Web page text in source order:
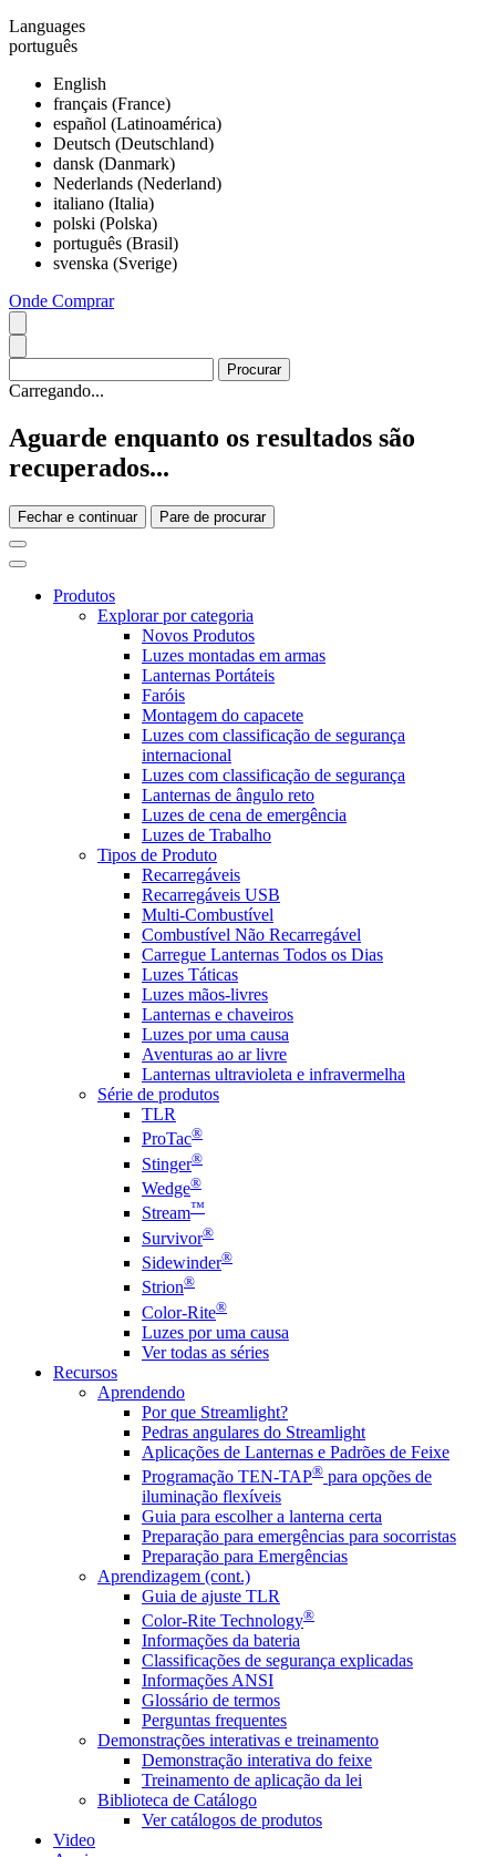
Languages
português
English
français (France)
español (Latinoamérica)
Deutsch (Deutschland)
dansk (Danmark)
Nederlands (Nederland)
italiano (Italia)
polski (Polska)
português (Brasil)
svenska (Sverige)
Onde Comprar
Carregando...
Aguarde enquanto os resultados são
recuperados...
Fechar e continuar Pare de procurar
Produtos
Explorar por categoria
Novos Produtos
Luzes montadas em armas
Lanternas Portáteis
Faróis
Montagem do capacete
Luzes com classificação de segurança
internacional
Luzes com classificação de segurança
Lanternas de ângulo reto
Luzes de cena de emergência
Luzes de Trabalho
Tipos de Produto
Recarregáveis
Recarregáveis USB
Multi-Combustível
Combustível Não Recarregável
Carregue Lanternas Todos os Dias
Luzes Táticas
Luzes mãos-livres
Lanternas e chaveiros
Luzes por uma causa
Aventuras ao ar livre
Lanternas ultravioleta e infravermelha
Série de produtos
TLR
ProTac®
Stinger®
Wedge®
Stream™
Survivor®
Sidewinder®
Strion®
Color-Rite®
Luzes por uma causa
Ver todas as séries
Recursos
Aprendendo
Por que Streamlight?
Pedras angulares do Streamlight
Aplicações de Lanternas e Padrões de Feixe
Programação TEN-TAP® para opções de
iluminação flexíveis
Guia para escolher a lanterna certa
Preparação para emergências para socorristas
Preparação para Emergências
Aprendizagem (cont.)
Guia de ajuste TLR
Color-Rite Technology®
Informações da bateria
Classificações de segurança explicadas
Informações ANSI
Glossário de termos
Perguntas frequentes
Demonstrações interativas e treinamento
Demonstração interativa do feixe
Treinamento de aplicação da lei
Biblioteca de Catálogo
Ver catálogos de produtos
Video